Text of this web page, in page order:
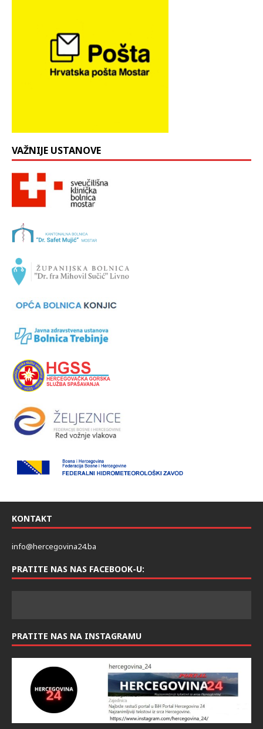
VAŽNIJE USTANOVE
KONTAKT
info@hercegovina24.ba
PRATITE NAS NAS FACEBOOK-U:
PRATITE NAS NA INSTAGRAMU